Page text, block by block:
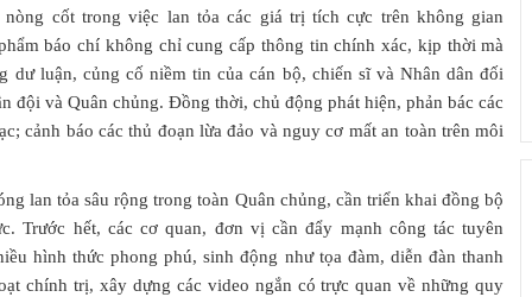
cốt trong việc lan tỏa các giá trị tích cực trên không gian
báo chí không chỉ cung cấp thông tin chính xác, kịp thời mà
dư luận, củng cố niềm tin của cán bộ, chiến sĩ và Nhân dân đối
đội và Quân chủng. Đồng thời, chủ động phát hiện, phản bác các
cảnh báo các thủ đoạn lừa đảo và nguy cơ mất an toàn trên môi
lan tỏa sâu rộng trong toàn Quân chủng, cần triển khai đồng bộ
Trước hết, các cơ quan, đơn vị cần đẩy mạnh công tác tuyên
hình thức phong phú, sinh động như tọa đàm, diễn đàn thanh
chính trị, xây dựng các video ngắn có trực quan về những quy